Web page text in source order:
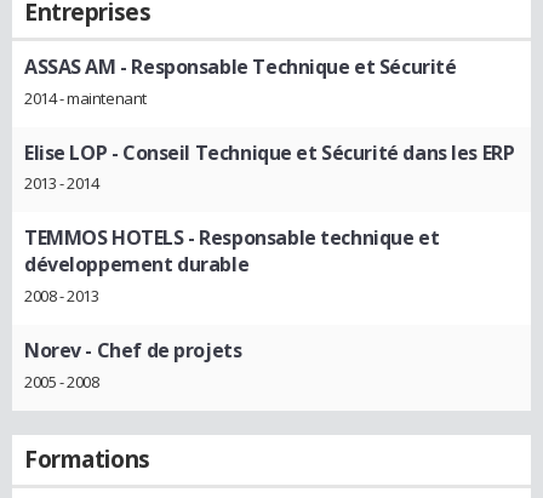
Entreprises
ASSAS AM - Responsable Technique et Sécurité
2014 - maintenant
Elise LOP - Conseil Technique et Sécurité dans les ERP
2013 - 2014
TEMMOS HOTELS- Responsable technique et
développement durable
2008 - 2013
Norev- Chef de projets
2005 - 2008
Formations